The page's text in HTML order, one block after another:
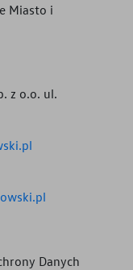
Miasto i
z o.o. ul.
Danych